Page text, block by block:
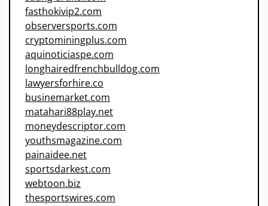
fasthokivip2.com
observersports.com
cryptominingplus.com
aquinoticiaspe.com
longhairedfrenchbulldog.com
lawyersforhire.co
businemarket.com
matahari88play.net
moneydescriptor.com
youthsmagazine.com
painaidee.net
sportsdarkest.com
webtoon.biz
thesportswires.com